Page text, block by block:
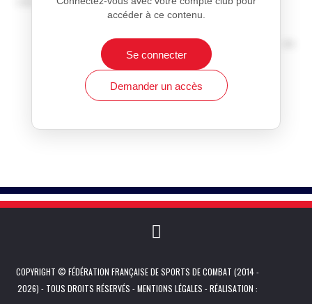
Achat de licences ou d'affiliation à la Fédération de
Sports de Combat française
Affiliation et réaffiliation
accéder à ce contenu.
Se connecter
Demander un accès
COPYRIGHT © FÉDÉRATION FRANÇAISE DE SPORTS DE COMBAT (2014 -
2026) - TOUS DROITS RÉSERVÉS -MENTIONS LÉGALES - RÉALISATION :